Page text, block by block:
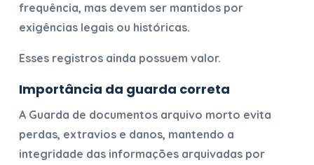
frequência, mas devem ser mantidos por
exigências legais ou históricas.
Esses registros ainda possuem valor.
Importância da guarda correta
A Guarda de documentos arquivo morto evita
perdas, extravios e danos, mantendo a
integridade das informações arquivadas por